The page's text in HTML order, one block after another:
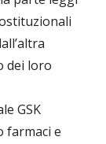
dei loro
GSK
farmaci e